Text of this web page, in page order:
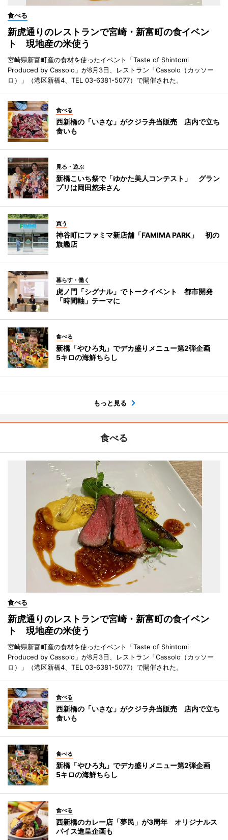
食べる
新虎通りのレストランで宮崎・新富町の食イベン
ト 現地産の米使う
宮崎県新富町産の食材を使ったイベント「Taste of Shintomi
Produced by Cassolo」が8月3日、レストラン「Cassolo（カッソー
ロ）」（港区新橋4、TEL 03-6381-5077）で開催された。
食べる
西新橋の「いさな」がクジラ弁当販売 店内で立ち
食いも
見る・遊ぶ
新橋こいち祭で「ゆかた美人コンテスト」 グラン
プリは岡田悠未さん
買う
神谷町にファミマ新店舗「FAMIMA PARK」 初の
旗艦店
暮らす・働く
虎ノ門「シグナル」でトークイベント 都市開発
「時間軸」テーマに
食べる
新橋「やひろ丸」でデカ盛りメニュー第2弾企画
5キロの海鮮ちらし
もっと見る
食べる
食べる
新虎通りのレストランで宮崎・新富町の食イベン
ト 現地産の米使う
宮崎県新富町産の食材を使ったイベント「Taste of Shintomi
Produced by Cassolo」が8月3日、レストラン「Cassolo（カッソー
ロ）」（港区新橋4、TEL 03-6381-5077）で開催された。
食べる
西新橋の「いさな」がクジラ弁当販売 店内で立ち
食いも
食べる
新橋「やひろ丸」でデカ盛りメニュー第2弾企画
5キロの海鮮ちらし
食べる
西新橋のカレー店「夢民」が3周年 オリジナルス
パイス進呈企画も